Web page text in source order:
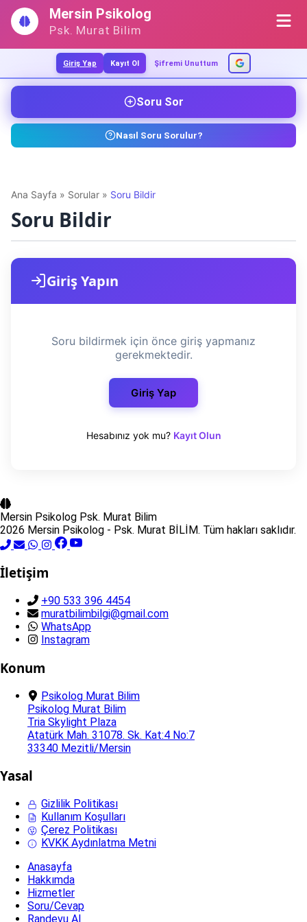
İçeriğe
geç
Mersin Psikolog
Psk. Murat Bilim
Giriş Yap Kayıt Ol Şifremi Unuttum
Soru Sor
Nasıl Soru Sorulur?
Ana Sayfa » Sorular » Soru Bildir
Soru Bildir
Giriş Yapın
Soru bildirmek için önce giriş yapmanız
gerekmektedir.
Giriş Yap
Hesabınız yok mu? Kayıt Olun
Mersin Psikolog Psk. Murat Bilim
2026 Mersin Psikolog - Psk. Murat BİLİM. Tüm hakları saklıdır.
İletişim
+90 533 396 4454
muratbilimbilgi@gmail.com
WhatsApp
Instagram
Konum
Psikolog Murat Bilim
Psikolog Murat Bilim
Tria Skylight Plaza
Atatürk Mah. 31078. Sk. Kat:4 No:7
33340 Mezitli/Mersin
Yasal
Gizlilik Politikası
Kullanım Koşulları
Çerez Politikası
KVKK Aydınlatma Metni
Anasayfa
Hakkımda
Hizmetler
Soru/Cevap
Randevu Al